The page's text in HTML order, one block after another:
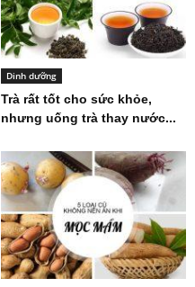
Dinh dưỡng
Trà rất tốt cho sức khỏe,
nhưng uống trà thay nước...